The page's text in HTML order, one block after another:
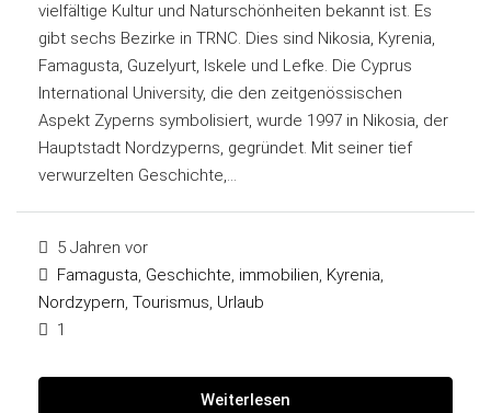
vielfältige Kultur und Naturschönheiten bekannt ist. Es
gibt sechs Bezirke in TRNC. Dies sind Nikosia, Kyrenia,
Famagusta, Guzelyurt, Iskele und Lefke. Die Cyprus
International University, die den zeitgenössischen
Aspekt Zyperns symbolisiert, wurde 1997 in Nikosia, der
Hauptstadt Nordzyperns, gegründet. Mit seiner tief
verwurzelten Geschichte,...
5 Jahren vor
Famagusta, Geschichte, immobilien, Kyrenia,
Nordzypern, Tourismus, Urlaub
1
Weiterlesen